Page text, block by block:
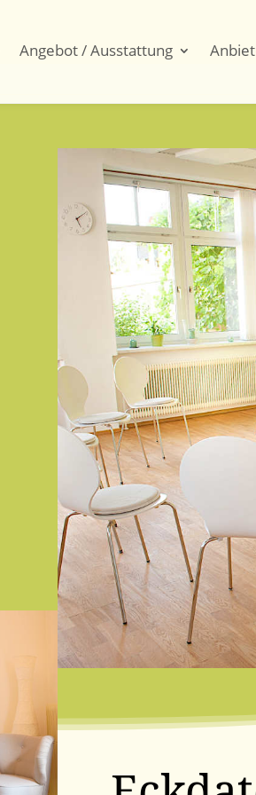
Angebot / Ausstattung